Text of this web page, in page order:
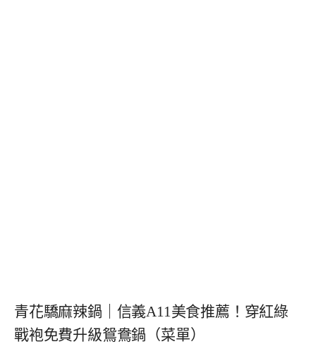
青花驕麻辣鍋｜信義A11美食推薦！穿紅綠
戰袍免費升級鴛鴦鍋（菜單）